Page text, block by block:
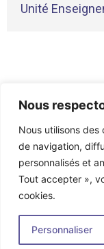
Nous
Nous utilisons
de navigation,
personnalisés et
Tout accepter »,
cookies.
Personnaliser
Unité